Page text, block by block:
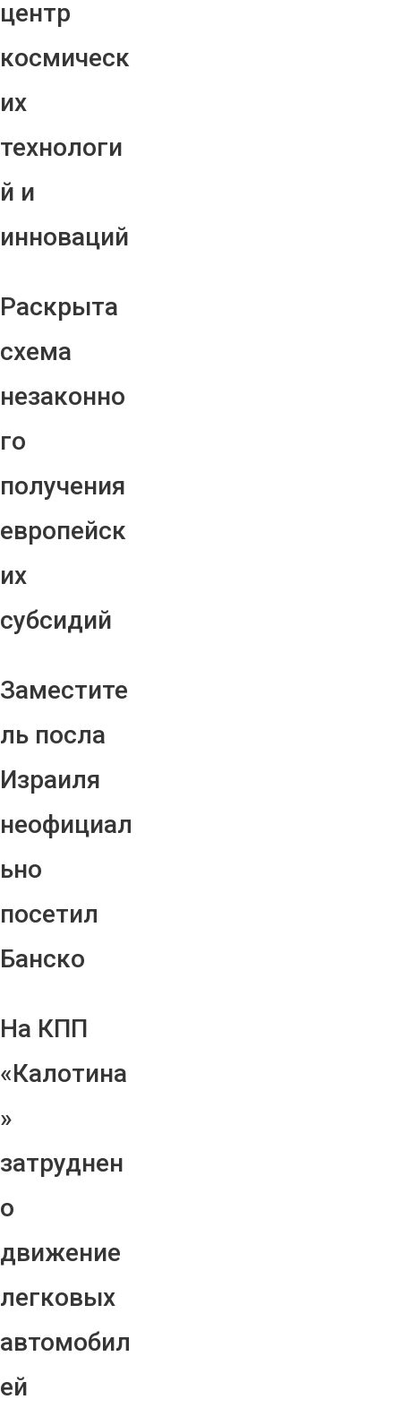
центр
космическ
их
технологи
й и
инноваций
Раскрыта
схема
незаконно
го
получения
европейск
их
субсидий
Заместите
ль посла
Израиля
неофициал
ьно
посетил
Банско
На КПП
«Калотина
»
затруднен
о
движение
легковых
автомобил
ей